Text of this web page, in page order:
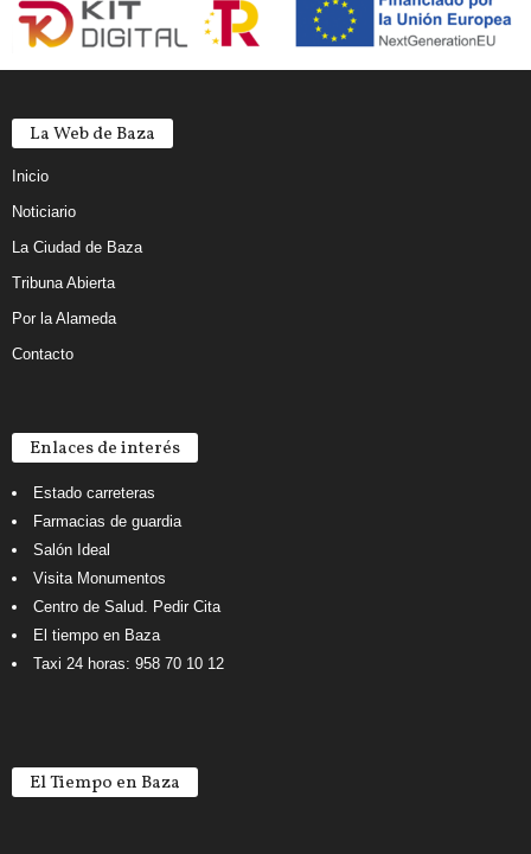
La Web de Baza
Inicio
Noticiario
La Ciudad de Baza
Tribuna Abierta
Por la Alameda
Contacto
Enlaces de interés
Estado carreteras
Farmacias de guardia
Salón Ideal
Visita Monumentos
Centro de Salud. Pedir Cita
El tiempo en Baza
Taxi 24 horas: 958 70 10 12
El Tiempo en Baza